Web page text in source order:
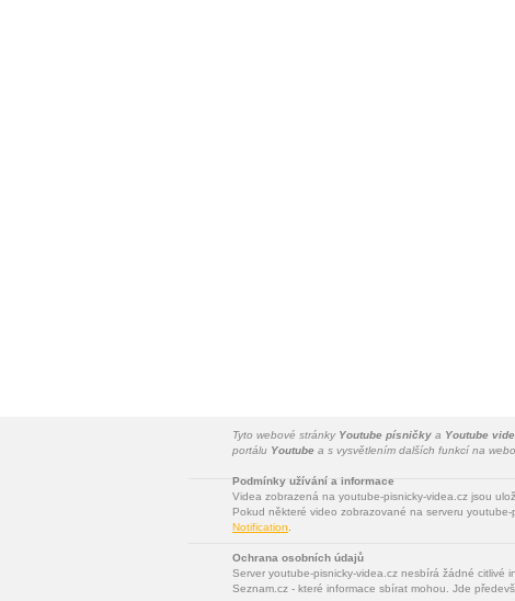
Tyto webové stránky Youtube písničky a Youtube
portálu Youtube a s vysvětlením dalších funkcí na
Podmínky užívání a informace
Videa zobrazená na youtube-pisnicky-videa.cz jsou
Pokud některé video zobrazované na serveru
Notification
Ochrana osobních údajů
Server youtube-pisnicky-videa.cz nesbírá žádné citlivé
Seznam.cz - které informace sbírat mohou. Jde